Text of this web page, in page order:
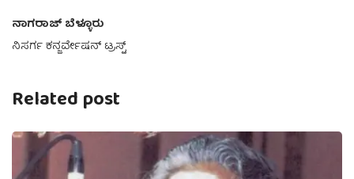
ನಾಗರಾಜ್ ಬೆಳ್ಳೂರು
ನಿಸರ್ಗ ಕನ್ಜರ್ವೇಷನ್ ಟ್ರಸ್ಟ್
Related post